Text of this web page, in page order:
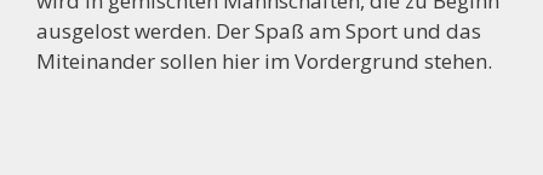
ausgelost werden. Der Spaß am Sport und das
Miteinander sollen hier im Vordergrund stehen.